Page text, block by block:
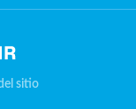
sitio